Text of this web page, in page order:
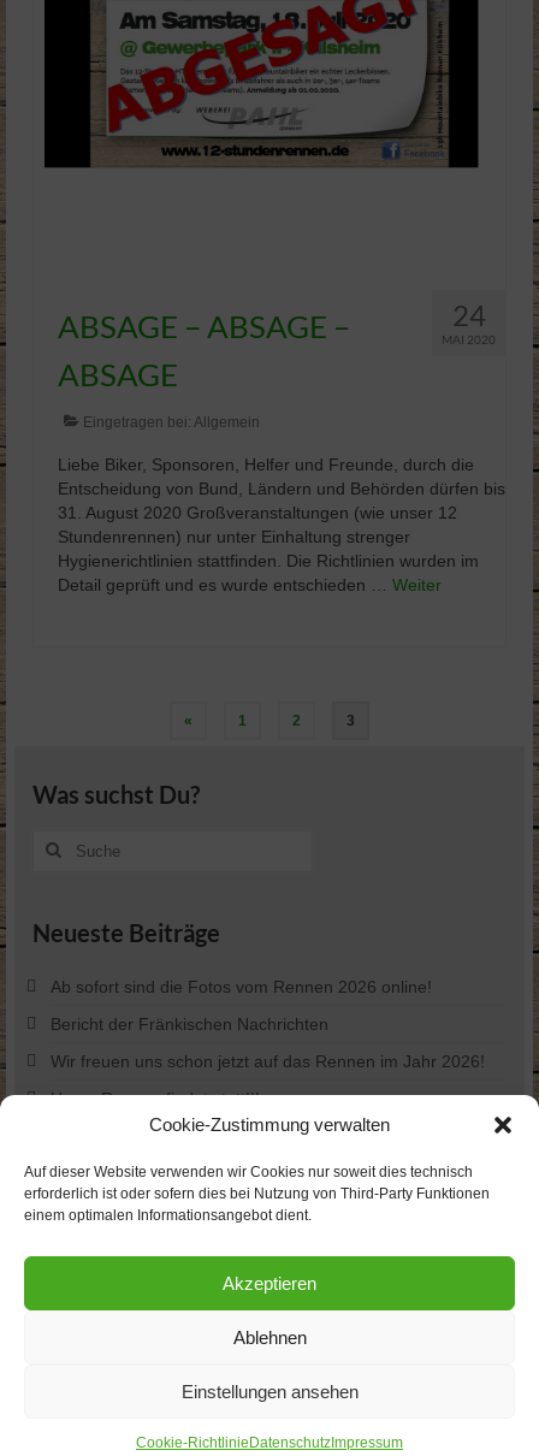
Cookie-Zustimmung verwalten
Auf dieser Website verwenden wir Cookies nur soweit dies technisch
erforderlich ist oder sofern dies bei Nutzung von Third-Party Funktionen
einem optimalen Informationsangebot dient.
Akzeptieren
Ablehnen
Einstellungen ansehen
Cookie-Richtlinie Datenschutz Impressum
24
MAI 2020
ABSAGE – ABSAGE –
ABSAGE
Eingetragen bei: Allgemein
Liebe Biker, Sponsoren, Helfer und Freunde, durch die
Entscheidung von Bund, Ländern und Behörden dürfen bis
31. August 2020 Großveranstaltungen (wie unser 12
Stundenrennen) nur unter Einhaltung strenger
Hygienerichtlinien stattfinden. Die Richtlinien wurden im
Detail geprüft und es wurde entschieden … Weiter
Seitennummerierung
der
« 1 2 3
Was suchst Du?
Suche
Neueste Beiträge
Ab sofort sind die Fotos vom Rennen 2026 online!
Bericht der Fränkischen Nachrichten
Wir freuen uns schon jetzt auf das Rennen im Jahr 2026!
Unser Rennen findet statt!!!
Besonderheiten 2025
Social Media
Find us on:
© 2026 Förderverein 2003 des FC Külsheim e.V. | powered by